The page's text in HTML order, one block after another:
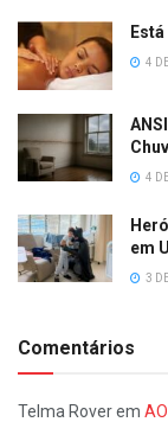
4
4
em
3
Comentários
Telma Roverem